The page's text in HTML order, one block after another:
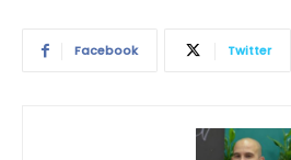
Facebook Twitter